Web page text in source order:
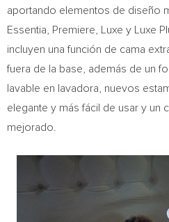
aportando elementos de diseño
Essentia, Premiere, Luxe y Luxe
incluyen una función de cama
fuera de la base, además de un
lavable en lavadora, nuevos
elegante y más fácil de usar y un
mejorado.